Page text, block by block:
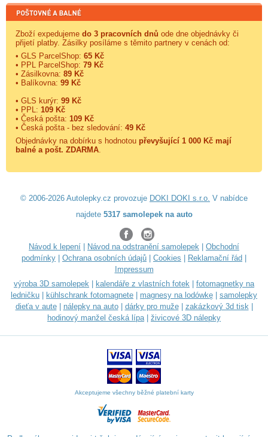
Zboží expedujeme do 3 pracovních dnů ode dne objednávky či
přijetí platby. Zásilky posíláme s těmito partnery v cenách od:
• GLS ParcelShop: 65 Kč
• PPL ParcelShop: 79 Kč
• Zásilkovna: 89 Kč
• Balíkovna: 99 Kč
• GLS kurýr: 99 Kč
• PPL: 109 Kč
• Česká pošta: 109 Kč
• Česká pošta - bez sledování: 49 Kč
Objednávky na dobírku s hodnotou převyšující 1 000 Kč mají
balné a pošt. ZDARMA.
© 2006-2026 Autolepky.cz provozuje DOKI DOKI s.r.o. V nabídce
najdete 5317 samolepek na auto
Návod k lepení Návod na odstranění samolepek
Obchodní
podmínky
Ochrana osobních údajů Cookies Reklamační řád
Impressum
výroba 3D samolepek
kalendáře z vlastních fotek
fotomagnetky na
ledničku
kühlschrank fotomagnete magnesy na lodówkę
samolepky
dieťa v aute| nálepky na auto| dárky pro muže| zakázkový 3d tisk|
hodinový manžel česká lípa| živicové 3D nálepky
Akceptujeme všechny běžné platební karty